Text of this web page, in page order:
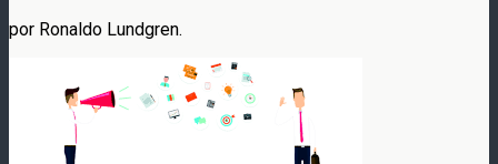
por Ronaldo Lundgren.